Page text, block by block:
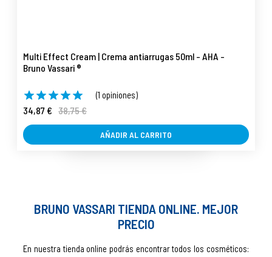
Multi Effect Cream | Crema antiarrugas 50ml - AHA -
Bruno Vassari ®
(1 opiniones)
34,87 € 38,75 €
AÑADIR AL CARRITO
BRUNO VASSARI TIENDA ONLINE. MEJOR
PRECIO
En nuestra tienda online podrás encontrar todos los cosméticos: